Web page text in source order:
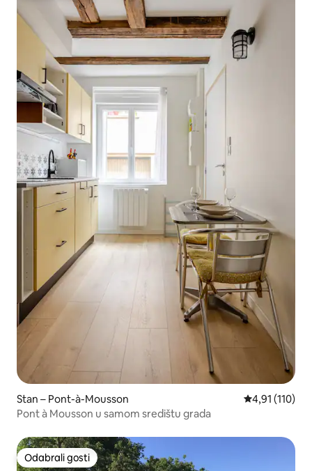
Stan – Pont-à-Mousson Prosječna
4,91 (110)
Pont à Mousson u samom središtu grada
Odabrali gosti
Odabrali gosti